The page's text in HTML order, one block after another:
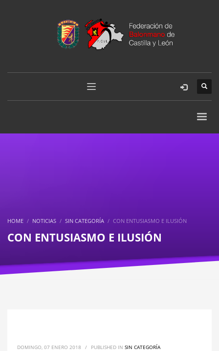
HOME NOTICIAS SIN CATEGORÍA CON ENTUSIASMO E ILUSIÓN
CON ENTUSIASMO E ILUSIÓN
DOMINGO, 07 ENERO 2018 / PUBLISHED IN SIN CATEGORÍA